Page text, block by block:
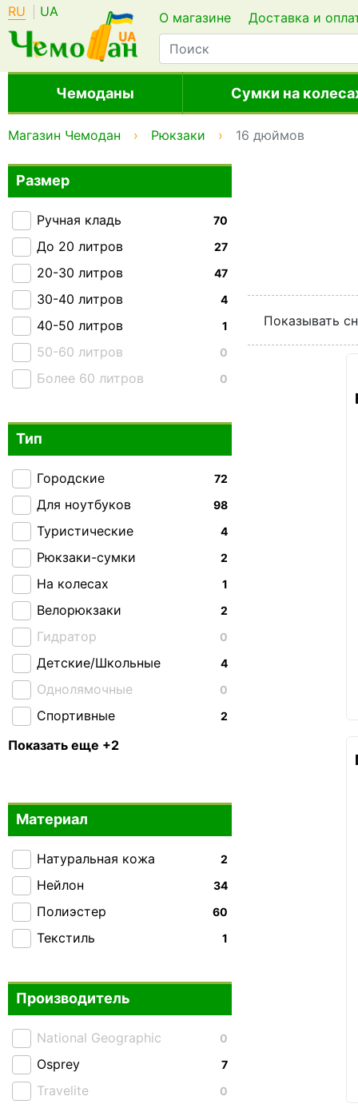
RU UA О магазине Доставка и
Чемоданы Сумки на
Магазин Чемодан Рюкзаки 16 дюймов
Показывать
Размер
70
Ручная кладь
27
До 20 литров
47
20-30 литров
4
30-40 литров
1
40-50 литров
0
50-60 литров
0
Более 60 литров
Тип
72
Городские
98
Для ноутбуков
4
Туристические
2
Рюкзаки-сумки
1
На колесах
2
Велорюкзаки
0
Гидратор
4
Детские/Школьные
0
Однолямочные
2
Спортивные
Тактические
Показать еще +2
Материал
2
Натуральная кожа
34
Нейлон
60
Полиэстер
1
Текстиль
Производитель
0
National Geographic
7
Osprey
0
Travelite